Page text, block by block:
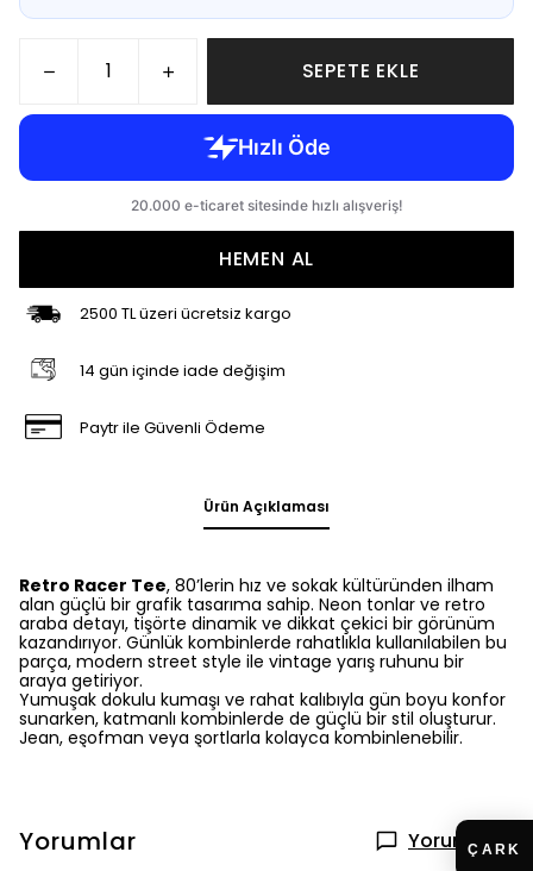
SEPETE EKLE
HEMEN AL
2500 TL üzeri ücretsiz kargo
14 gün içinde iade değişim
Paytr ile Güvenli Ödeme
Ürün Açıklaması
Retro Racer Tee, 80’lerin hız ve sokak kültüründen ilham
alan güçlü bir grafik tasarıma sahip. Neon tonlar ve retro
araba detayı, tişörte dinamik ve dikkat çekici bir görünüm
kazandırıyor. Günlük kombinlerde rahatlıkla kullanılabilen bu
parça, modern street style ile vintage yarış ruhunu bir
araya getiriyor.
Yumuşak dokulu kumaşı ve rahat kalıbıyla gün boyu konfor
sunarken, katmanlı kombinlerde de güçlü bir stil oluşturur.
Jean, eşofman veya şortlarla kolayca kombinlenebilir.
Yorumlar Yorum Yap